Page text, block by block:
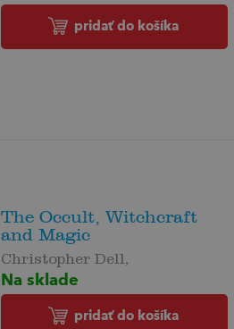
pridať do košíka
The Occult, Witchcraft
and Magic
Christopher Dell,
Na sklade
pridať do košíka